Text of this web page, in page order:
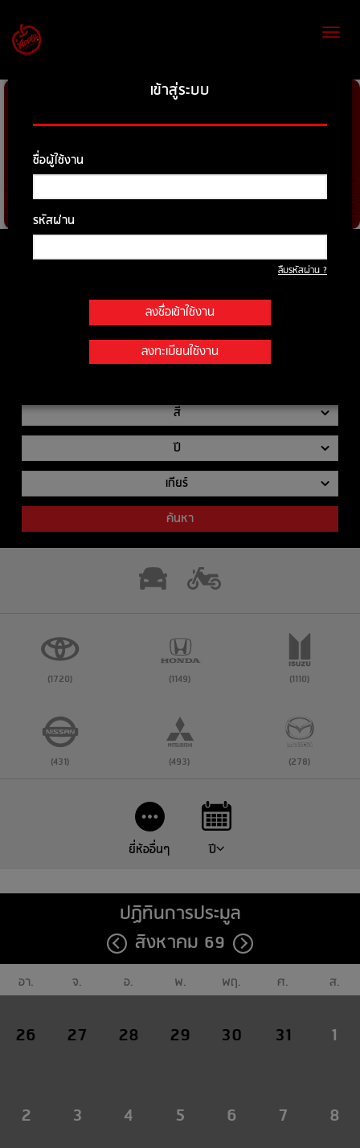
ค้นหารถที่ต้องการ
ยี่ห้อ
รุ่น
สี
ปี
เกียร์
ค้นหา
(1720) (1149) (1110)
(431) (493) (278)
ยี่ห้ออื่นๆ ปี
ปฏิทินการประมูล
สิงหาคม 69
อา. จ. อ. พ. พฤ. ศ. ส.
26 27 28 29 30 31 1
2 3 4 5 6 7 8
เข้าสู่ระบบ
ชื่อผู้ใช้งาน
รหัสผ่าน
ลืมรหัสผ่าน ?
ลงชื่อเข้าใช้งาน
ลงทะเบียนใช้งาน